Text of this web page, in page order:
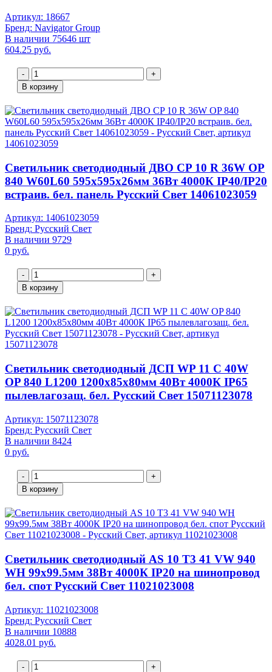
Артикул: 18667
Бренд: Navigator Group
В наличии 75646 шт
604.25 руб.
-
+
В корзину
Светильник светодиодный ДВО CP 10 R 36W OP
840 W60L60 595х595х26мм 36Вт 4000К IP40/IP20
встраив. бел. панель Русский Свет 14061023059
Артикул: 14061023059
Бренд: Русский Свет
В наличии 9729
0 руб.
-
+
В корзину
Светильник светодиодный ДСП WP 11 C 40W
OP 840 L1200 1200х85х80мм 40Вт 4000К IP65
пылевлагозащ. бел. Русский Свет 15071123078
Артикул: 15071123078
Бренд: Русский Свет
В наличии 8424
0 руб.
-
+
В корзину
Светильник светодиодный AS 10 T3 41 VW 940
WH 99х99.5мм 38Вт 4000К IP20 на шинопровод
бел. спот Русский Свет 11021023008
Артикул: 11021023008
Бренд: Русский Свет
В наличии 10888
4028.01 руб.
-
+